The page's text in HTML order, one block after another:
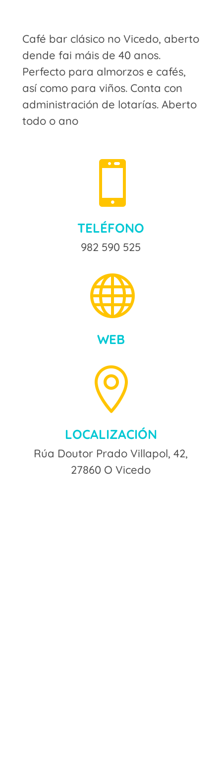
Café bar clásico no Vicedo, aberto
dende fai máis de 40 anos.
Perfecto para almorzos e cafés,
así como para viños. Conta con
administración de lotarías. Aberto
todo o ano

TELÉFONO
982 590 525

WEB

LOCALIZACIÓN
Rúa Doutor Prado Villapol, 42,
27860 O Vicedo